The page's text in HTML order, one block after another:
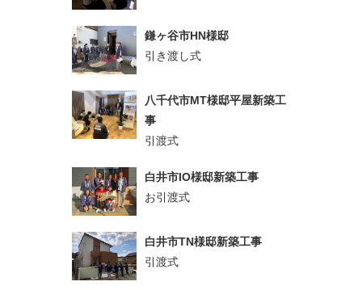
鎌ヶ谷市HN様邸
引き渡し式
八千代市MT様邸平屋新築工
事
引渡式
白井市IO様邸新築工事
お引渡式
白井市TN様邸新築工事
引渡式